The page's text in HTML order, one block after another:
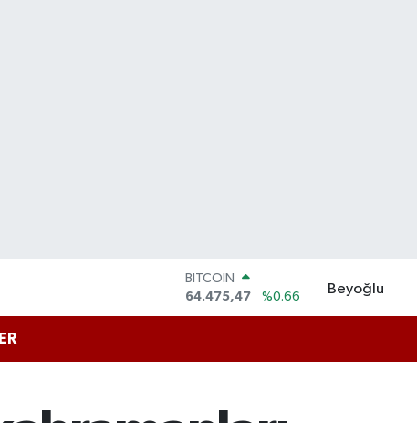
BITCOIN
64.475,47
%0.66
Beyoğlu